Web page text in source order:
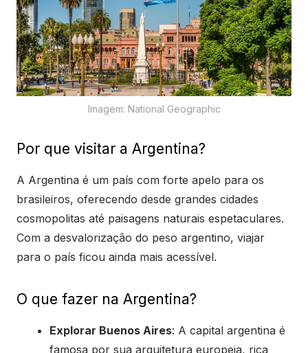
Imagem: National Geographic
Por que visitar a Argentina?
A Argentina é um país com forte apelo para os
brasileiros, oferecendo desde grandes cidades
cosmopolitas até paisagens naturais espetaculares.
Com a desvalorização do peso argentino, viajar
para o país ficou ainda mais acessível.
O que fazer na Argentina?
Explorar Buenos Aires: A capital argentina é
famosa por sua arquitetura europeia, rica